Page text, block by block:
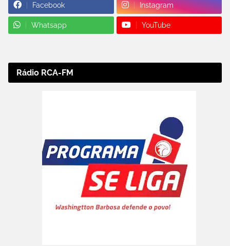
Facebook Instagram
Whatsapp YouTube
Rádio RCA-FM